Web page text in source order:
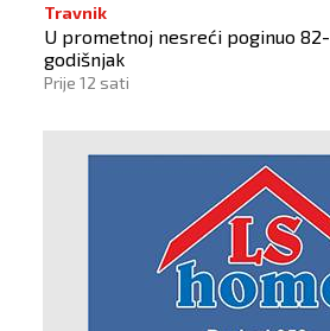
Travnik
U prometnoj nesreći poginuo 82-
godišnjak
Prije 12 sati